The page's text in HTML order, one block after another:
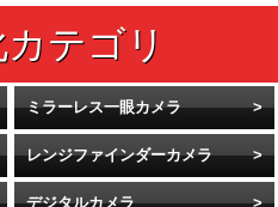
ミラーレス一眼カメラ
レンジファインダーカメラ
デジタルカメラ